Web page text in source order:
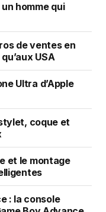
homme qui
de ventes en
USA
Ultra d’Apple
coque et
et le montage
: la console